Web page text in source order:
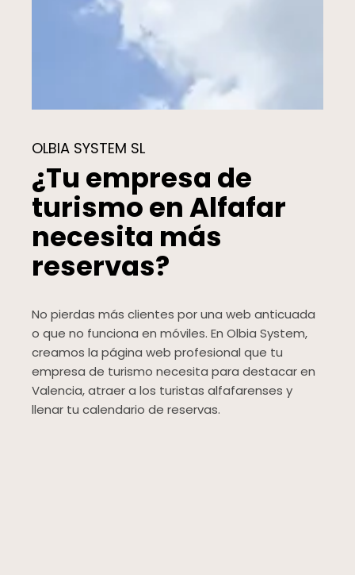
OLBIA SYSTEM SL
¿Tu empresa de
turismo en Alfafar
necesita más
reservas?
No pierdas más clientes por una web anticuada
o que no funciona en móviles. En Olbia System,
creamos la página web profesional que tu
empresa de turismo necesita para destacar en
Valencia, atraer a los turistas alfafarenses y
llenar tu calendario de reservas.